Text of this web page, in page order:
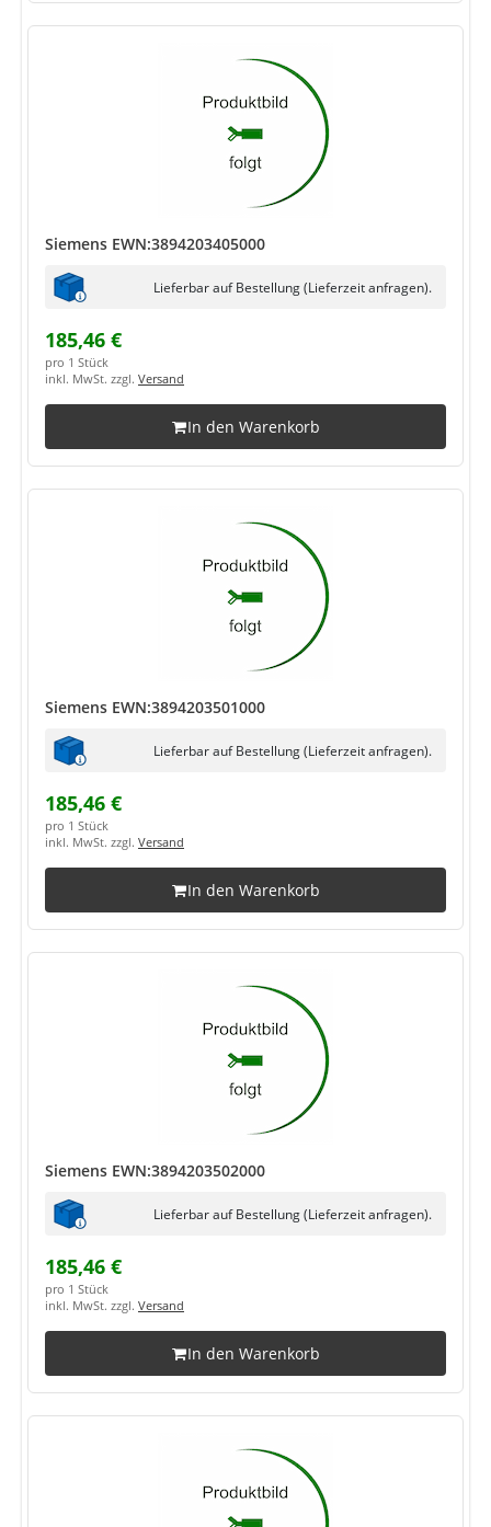
Siemens EWN:3894203405000
Lieferbar auf Bestellung (Lieferzeit anfragen).
185,46 €
pro 1 Stück
inkl. MwSt. zzgl. Versand
In den Warenkorb
Siemens EWN:3894203501000
Lieferbar auf Bestellung (Lieferzeit anfragen).
185,46 €
pro 1 Stück
inkl. MwSt. zzgl. Versand
In den Warenkorb
Siemens EWN:3894203502000
Lieferbar auf Bestellung (Lieferzeit anfragen).
185,46 €
pro 1 Stück
inkl. MwSt. zzgl. Versand
In den Warenkorb